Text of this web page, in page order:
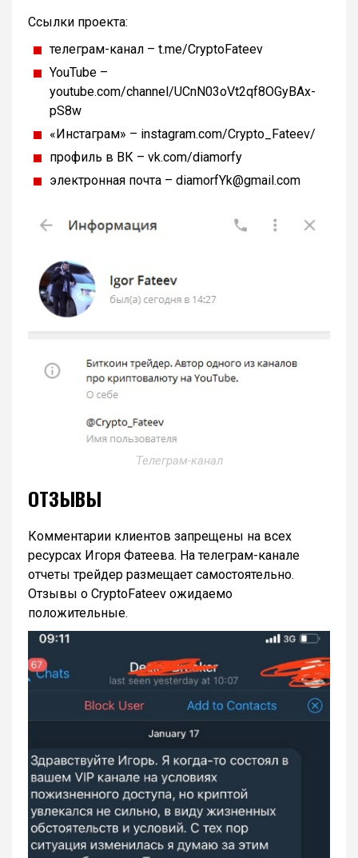
Ссылки проекта:
телеграм-канал – t.me/CryptoFateev
YouTube –
youtube.com/channel/UCnN03oVt2qf8OGyBAx-
pS8w
«Инстаграм» – instagram.com/Crypto_Fateev/
профиль в ВК – vk.com/diamorfy
электронная почта – diamorfYk@gmail.com
Телеграм-канал
ОТЗЫВЫ
Комментарии клиентов запрещены на всех
ресурсах Игоря Фатеева. На телеграм-канале
отчеты трейдер размещает самостоятельно.
Отзывы о CryptoFateev ожидаемо
положительные.